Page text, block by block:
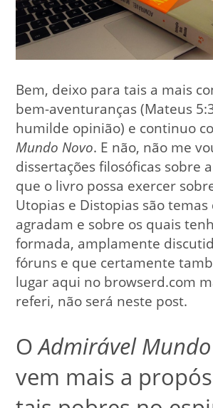
Bem, deixo para tais a mais
bem-aventuranças (Mateus
humilde opinião) e continuo
Mundo Novo. E não, não me
dissertações filosóficas sobre
que o livro possa exercer
Utopias e Distopias são
agradam e sobre os quais
formada, amplamente
fóruns e que certamente
lugar aqui no browserd.com
referi, não será neste post.
OAdmirável
vem mais a